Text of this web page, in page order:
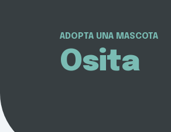
ADOPTA UNA MASCOTA
Osita